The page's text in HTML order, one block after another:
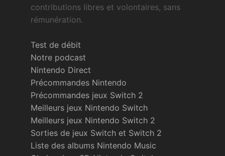
contributions libres et volontaires, sans
rémunération.
Test de débit
Notre podcast
Nintendo Direct
Précommandes Nintendo
Précommandes jeux Switch 2
Meilleurs jeux Nintendo Switch
Meilleurs jeux Nintendo Switch 2
Sorties de jeux Switch et Switch 2
Liste des albums Nintendo Music